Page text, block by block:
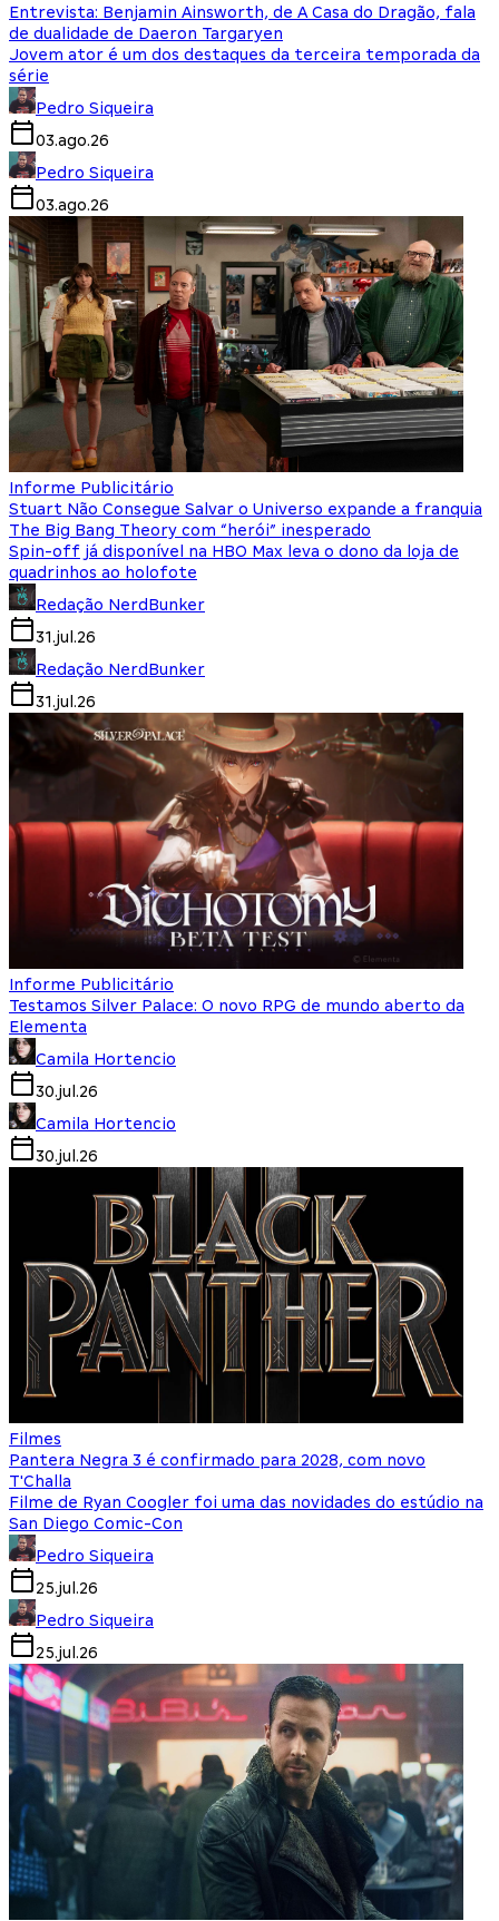
Entrevista: Benjamin Ainsworth, de A Casa do Dragão, fala
de dualidade de Daeron Targaryen
Jovem ator é um dos destaques da terceira temporada da
série
Pedro Siqueira
03.ago.26
Pedro Siqueira
03.ago.26
Informe Publicitário
Stuart Não Consegue Salvar o Universo expande a franquia
The Big Bang Theory com “herói” inesperado
Spin-off já disponível na HBO Max leva o dono da loja de
quadrinhos ao holofote
Redação NerdBunker
31.jul.26
Redação NerdBunker
31.jul.26
Informe Publicitário
Testamos Silver Palace: O novo RPG de mundo aberto da
Elementa
Camila Hortencio
30.jul.26
Camila Hortencio
30.jul.26
Filmes
Pantera Negra 3 é confirmado para 2028, com novo
T'Challa
Filme de Ryan Coogler foi uma das novidades do estúdio na
San Diego Comic-Con
Pedro Siqueira
25.jul.26
Pedro Siqueira
25.jul.26